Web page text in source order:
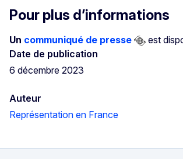
Pour plus d’informations
Un communiqué de presse
est
Date de publication
6 décembre 2023
Auteur
Représentation en France